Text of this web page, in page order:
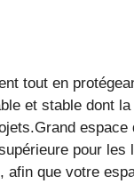
tout en
et stable dont
pour
que votre